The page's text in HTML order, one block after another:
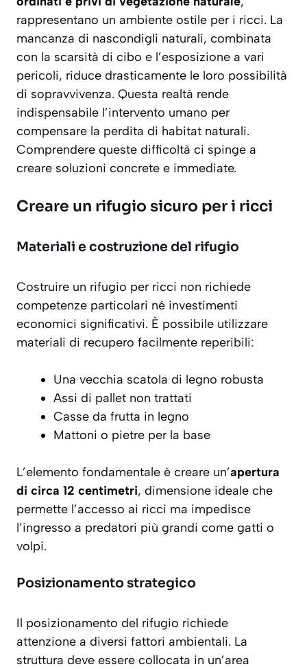
rappresentano un ambiente ostile per i ricci. La
mancanza di nascondigli naturali, combinata
con la scarsità di cibo e l’esposizione a vari
pericoli, riduce drasticamente le loro possibilità
di sopravvivenza. Questa realtà rende
indispensabile l’intervento umano per
compensare la perdita di habitat naturali.
Comprendere queste difficoltà ci spinge a
creare soluzioni concrete e immediate.
Creare un rifugio sicuro per i ricci
Materiali e costruzione del rifugio
Costruire un rifugio per ricci non richiede
competenze particolari né investimenti
economici significativi. È possibile utilizzare
materiali di recupero facilmente reperibili:
Una vecchia scatola di legno robusta
Assi di pallet non trattati
Casse da frutta in legno
Mattoni o pietre per la base
L’elemento fondamentale è creare un’apertura
di circa 12 centimetri, dimensione ideale che
permette l’accesso ai ricci ma impedisce
l’ingresso a predatori più grandi come gatti o
volpi.
Posizionamento strategico
Il posizionamento del rifugio richiede
attenzione a diversi fattori ambientali. La
struttura deve essere collocata in un’area